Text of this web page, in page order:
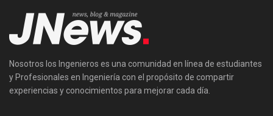
Nosotros los Ingenieros es una comunidad en línea de estudiantes
y Profesionales en Ingeniería con el propósito de compartir
experiencias y conocimientos para mejorar cada día.